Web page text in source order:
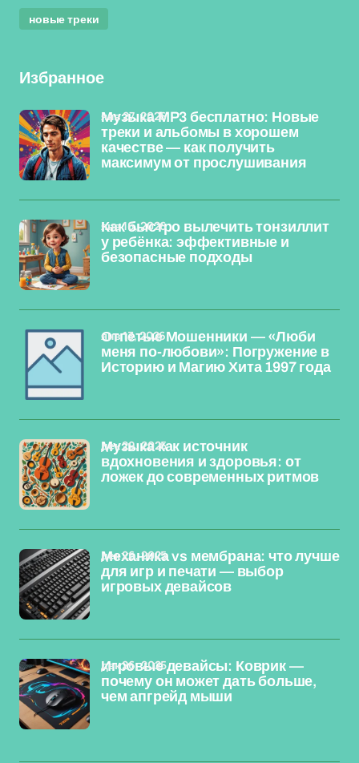
новые треки
Избранное
Музыка MP3 бесплатно: Новые
треки и альбомы в хорошем
качестве — как получить
максимум от прослушивания
янв 27, 2026
Как быстро вылечить тонзиллит
у ребёнка: эффективные и
безопасные подходы
янв 16, 2026
Отпетые Мошенники — «Люби
меня по-любови»: Погружение в
Историю и Магию Хита 1997 года
янв 13, 2026
Музыка как источник
вдохновения и здоровья: от
ложек до современных ритмов
дек 29, 2025
Механика vs мембрана: что лучше
для игр и печати — выбор
игровых девайсов
дек 26, 2025
Игровые девайсы: Коврик —
почему он может дать больше,
чем апгрейд мыши
дек 26, 2025